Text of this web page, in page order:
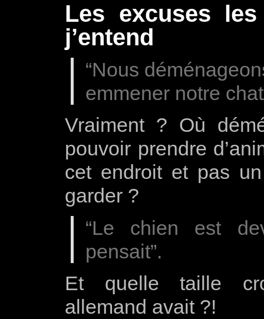
Les excuses
j’entend
“Nous
emmener notre
Vraiment ? Où
pouvoir prendre
cet endroit et pas
garder ?
“Le chien est
pensait”.
Et quelle taille
allemand avait ?!